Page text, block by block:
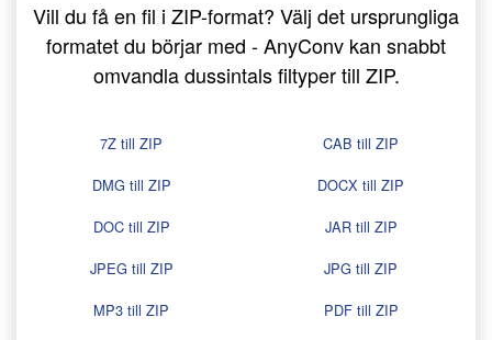
Vill du få en fil i ZIP-format? Välj det ursprungliga
formatet du börjar med - AnyConv kan snabbt
omvandla dussintals filtyper till ZIP.
7Z till ZIP
CAB till ZIP
DMG till ZIP
DOCX till ZIP
DOC till ZIP
JAR till ZIP
JPEG till ZIP
JPG till ZIP
MP3 till ZIP
PDF till ZIP